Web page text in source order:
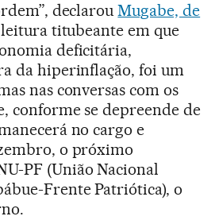
declarouMugabe, de
titubeante em que
deficitária,
da hiperinflação, foi um
nas conversas com os
conforme se depreende de
no cargo e
o próximo
PF (União Nacional
Frente Patriótica), o